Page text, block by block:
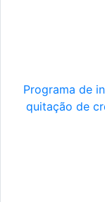
Programa de
quitação de